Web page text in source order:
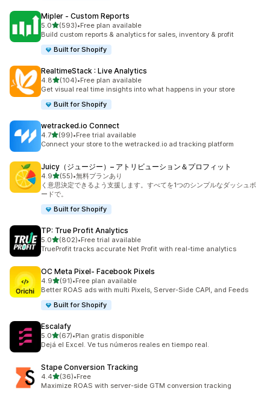
Mipler ‑ Custom Reports
5.05つ星中
(593)
合計レビュー数：593件
•Free plan available
Build custom reports & analytics for sales, inventory & profit
Built for Shopify
RealtimeStack : Live Analytics
4.85つ星中
(104)
合計レビュー数：104件
•Free plan available
Get visual real time insights into what happens in your store
Built for Shopify
wetracked.io Connect
4.75つ星中
(99)
合計レビュー数：99件
•Free trial available
Connect your store to the wetracked.io ad tracking platform
Juicy（ジュージー）– アトリビューション＆プロフィット
4.95つ星中
(55)
合計レビュー数：55件
•無料プランあり
く意思決定できるよう支援します。すべてを1つのシンプルなダッシュボ
ードで。
Built for Shopify
TP: True Profit Analytics
5.05つ星中
(802)
合計レビュー数：802件
•Free trial available
TrueProfit tracks accurate Net Profit with real-time analytics
OC Meta Pixel‑ Facebook Pixels
4.95つ星中
(91)
合計レビュー数：91件
•Free plan available
Better ROAS ads with multi Pixels, Server-Side CAPI, and Feeds
Built for Shopify
Escalafy
5.05つ星中
(67)
合計レビュー数：67件
•Plan gratis disponible
Dejá el Excel. Ve tus números reales en tiempo real.
Stape Conversion Tracking
4.45つ星中
(36)
合計レビュー数：36件
•Free
Maximize ROAS with server-side GTM conversion tracking